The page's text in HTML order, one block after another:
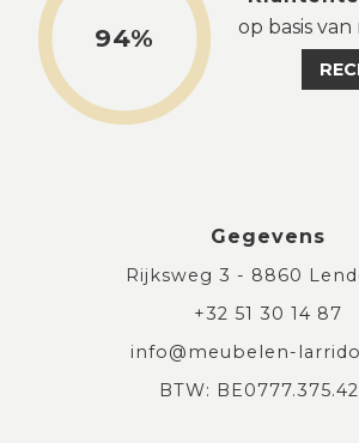
94%
op basis
Gegevens
Rijksweg 3 - 8860
+32 51 30 14 87
info@meubelen-
BTW: